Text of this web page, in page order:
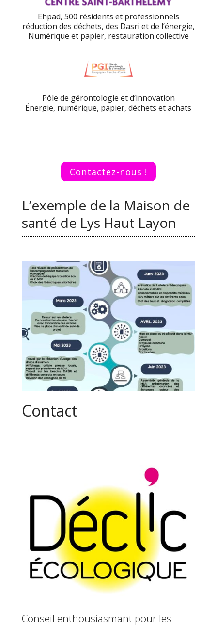
Ehpad, 500 résidents et professionnels
réduction des déchets, des Dasri et de l’énergie,
Numérique et papier, restauration collective
Pôle de gérontologie et d’innovation
Énergie, numérique, papier, déchets et achats
Contactez-nous !
L’exemple de la Maison de
santé de Lys Haut Layon
Contact
Conseil enthousiasmant pour les